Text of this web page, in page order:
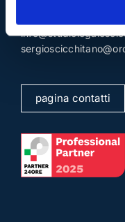
pagina contatti